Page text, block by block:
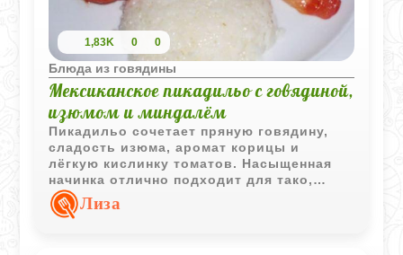
1,83K 0 0
Блюда из говядины
Мексиканское пикадильо с говядиной,
изюмом и миндалём
Пикадильо сочетает пряную говядину,
сладость изюма, аромат корицы и
лёгкую кислинку томатов. Насыщенная
начинка отлично подходит для тако,
буррито или просто как самостоятельное
горячее блюдо с рисом.
Лиза